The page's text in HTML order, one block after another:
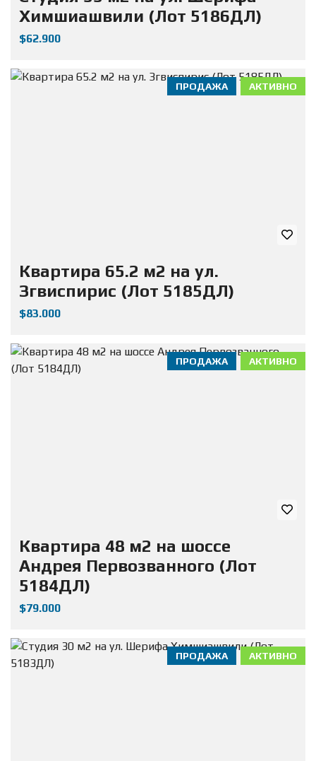
Химшиашвили (Лот 5186ДЛ)
$62.900
АКТИВНО
ПРОДАЖА
Квартира 65.2 м2 на ул.
Згвиспирис (Лот 5185ДЛ)
$83.000
АКТИВНО
ПРОДАЖА
Квартира 48 м2 на шоссе
Андрея Первозванного (Лот
5184ДЛ)
$79.000
АКТИВНО
ПРОДАЖА